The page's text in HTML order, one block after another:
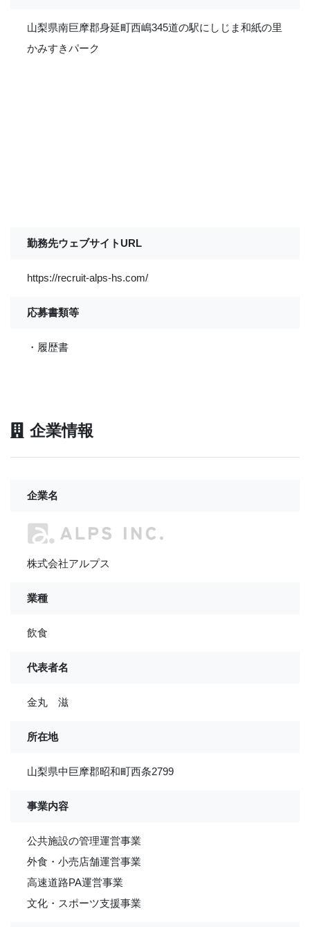
山梨県南巨摩郡身延町西嶋345道の駅にしじま和紙の里
かみすきパーク
勤務先ウェブサイトURL
https://recruit-alps-hs.com/
応募書類等
・履歴書
企業情報
企業名
株式会社アルプス
業種
飲食
代表者名
金丸 滋
所在地
山梨県中巨摩郡昭和町西条2799
事業内容
公共施設の管理運営事業
外食・小売店舗運営事業
高速道路PA運営事業
文化・スポーツ支援事業